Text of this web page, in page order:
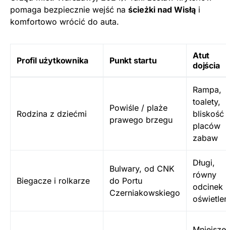
pomaga bezpiecznie wejść na ścieżki nad Wisłą i
komfortowo wrócić do auta.
Profil użytkownika Punkt startu
Atut
dojścia
Rodzina z dziećmi
Powiśle / plaże
prawego brzegu
Rampa,
toalety,
bliskość
placów
zabaw
Biegacze i rolkarze
Bulwary, od CNK
do Portu
Czerniakowskiego
Długi,
równy
odcinek